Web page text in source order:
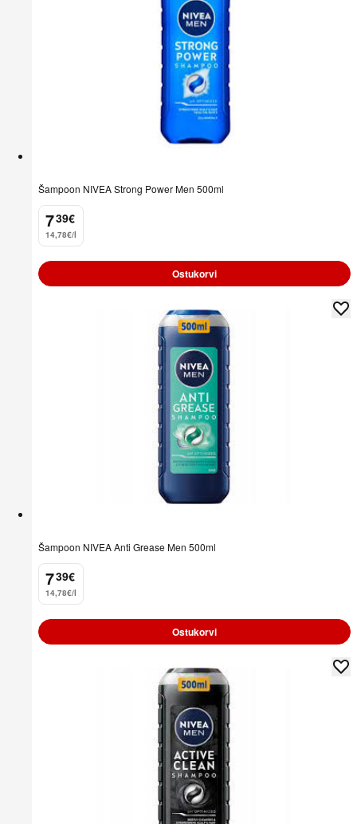
Šampoon NIVEA Strong Power Men 500ml
7
. 39€
14,78€/l
Ostukorvi
Šampoon NIVEA Anti Grease Men 500ml
7
. 39€
14,78€/l
Ostukorvi